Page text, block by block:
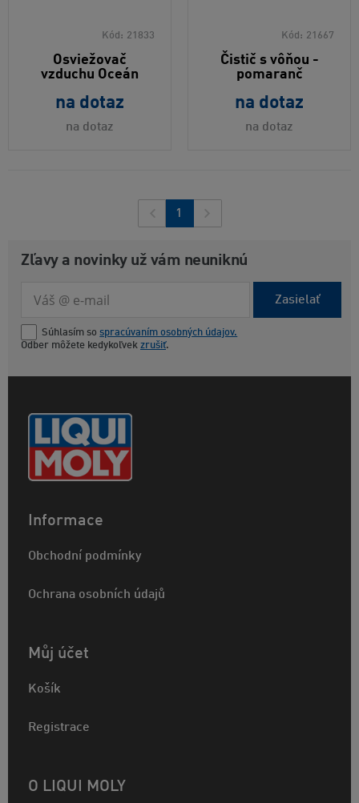
Kód: 21833
Osviežovač
vzduchu Oceán
na dotaz
na dotaz
Kód: 21667
Čistič s vôňou -
pomaranč
na dotaz
na dotaz
1
Zľavy a novinky už vám neuniknú
Zasielať
Súhlasím so spracúvaním osobných údajov.
Odber môžete kedykoľvek zrušiť.
Informace
Obchodní podmínky
Ochrana osobních údajů
Můj účet
Košík
Registrace
O LIQUI MOLY